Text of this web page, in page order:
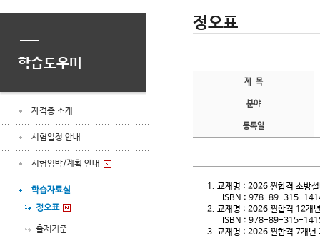
학습도우미
자격증 소개
시험일정 안내
시험임박/계획 안내
학습자료실
정오표
출제기준
정오표
제 목
분야
등록일
1. 교재명 : 2026 찐합격 소방
ISBN : 978-89-315-
2. 교재명 : 2026 찐합격 12개
ISBN : 978-89-315-
3. 교재명 : 2026 찐합격 7개